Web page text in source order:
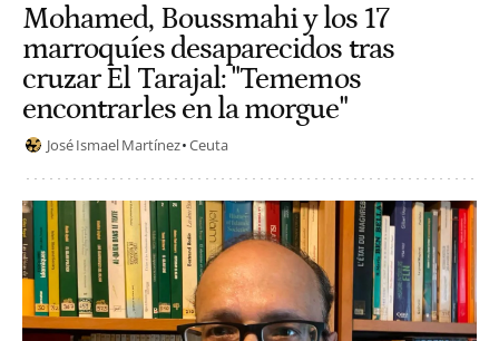
Mohamed, Boussmahi y los 17
marroquíes desaparecidos tras
cruzar El Tarajal: "Tememos
encontrarles en la morgue"
José Ismael Martínez Ceuta